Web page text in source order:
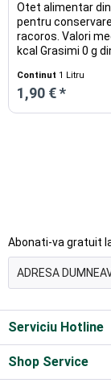
Otet alimentar
pentru
racoros. Valori
kcal Grasimi 0 g
Continut 1 Litru
1,90 € *
Abonati-va gratuit
Serviciu Hotline
Shop Service